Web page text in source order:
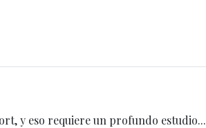
y eso requiere un profundo estudio...